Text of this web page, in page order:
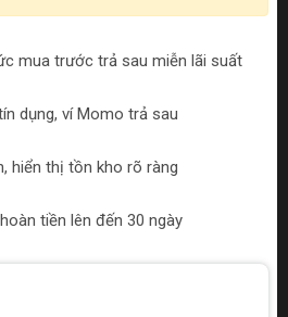
mua trước trả sau miễn lãi suất
dụng, ví Momo trả sau
hiển thị tồn kho rõ ràng
tiền lên đến 30 ngày